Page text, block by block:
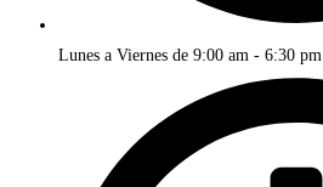
Lunes a Viernes de 9:00 am - 6:30 pm